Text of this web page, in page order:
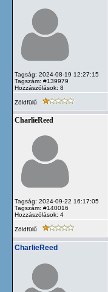
Tagság: 2024-08-19 12:27:15
Tagszám: #139979
Hozzászólások: 8
Zöldfülű
CharlieReed
Tagság: 2024-09-22 16:17:05
Tagszám: #140016
Hozzászólások: 4
Zöldfülű
CharlieReed